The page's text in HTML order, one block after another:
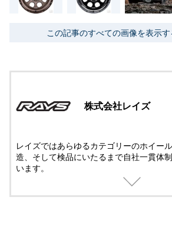
この記事のすべての画像を表示す
株式会社レイズ
レイズではあらゆるカテゴリーのホイー
造、そして検品にいたるまで自社一貫体
います。